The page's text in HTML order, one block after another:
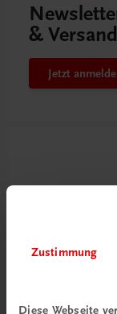
Zustimmung
Diese Webseite
&
Jetzt